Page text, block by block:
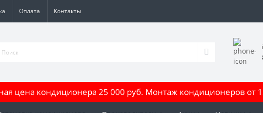
Оплата Контакты
цена кондиционера 25 000 руб. Монтаж кондиционеров от